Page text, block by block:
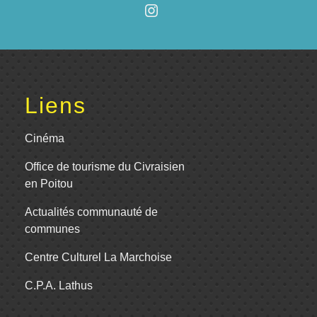
Liens
Cinéma
Office de tourisme du Civraisien
en Poitou
Actualités communauté de
communes
Centre Culturel La Marchoise
C.P.A. Lathus